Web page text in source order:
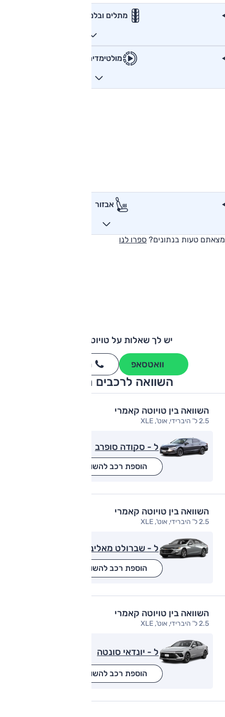
מתלים ובלמים
מולטימדיה
אבזור
מצאתם טעות בנתונים? ספרו לנו
יש לך שאלות על טויוטה קאמרי?
וואטסאפ חייגו
השוואה לרכבים מתחרים
השוואה בין טויוטה קאמרי
2.5 ל' היברידי, אוט', XLE
ל - סקודה סופרב
הוספת רכב להשוואה
השוואה בין טויוטה קאמרי
2.5 ל' היברידי, אוט', XLE
ל - שברולט מאליבו
הוספת רכב להשוואה
השוואה בין טויוטה קאמרי
2.5 ל' היברידי, אוט', XLE
ל - יונדאי סונטה
הוספת רכב להשוואה